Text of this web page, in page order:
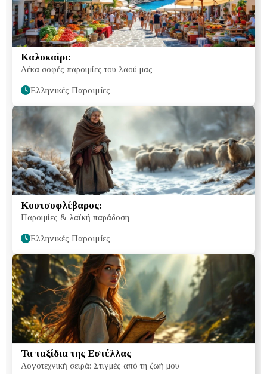
Καλοκαίρι:
Δέκα σοφές παροιμίες του λαού μας
Ελληνικές Παροιμίες
Κουτσοφλέβαρος:
Παροιμίες & λαϊκή παράδοση
Ελληνικές Παροιμίες
Τα ταξίδια της Εστέλλας
Λογοτεχνική σειρά: Στιγμές από τη ζωή μου